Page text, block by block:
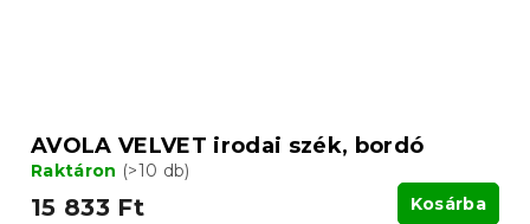
AVOLA VELVET irodai szék, bordó
Raktáron (>10 db)
15 833 Ft Kosárba